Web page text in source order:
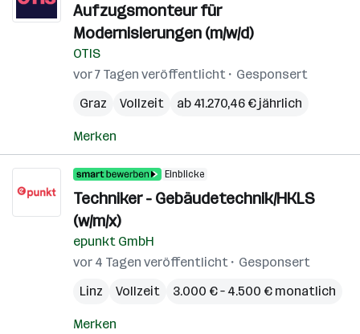
Aufzugsmonteur für
Modernisierungen (m/w/d)
OTIS
vor 7 Tagen veröffentlicht
Gesponsert
Graz
Vollzeit ab 41.270,46 € jährlich
Merken
Einblicke
Techniker - Gebäudetechnik/HKLS
(w/m/x)
epunkt GmbH
vor 4 Tagen veröffentlicht
Gesponsert
Linz
Vollzeit 3.000 € – 4.500 € monatlich
Merken